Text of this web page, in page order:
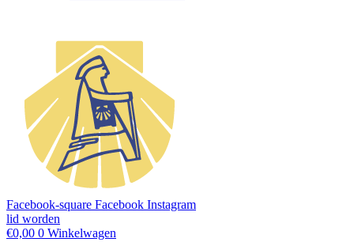
Facebook-square Facebook Instagram
lid worden
€0,00 0 Winkelwagen